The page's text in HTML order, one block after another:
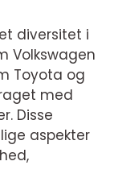
diversitet i
Volkswagen
Toyota og
med
Disse
aspekter